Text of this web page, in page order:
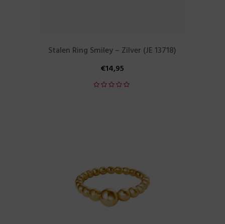
Stalen Ring Smiley – Zilver (JE 13718)
€14,95